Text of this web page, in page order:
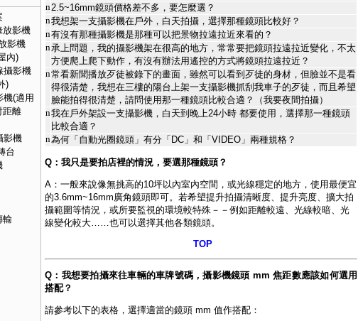
放影機
影機
內)
攝影機
)
機(適用
距離
影機
台
輸
n 2.5~16mm鏡頭價格差不多，要怎麼選？
n我想架一支攝影機在戶外，白天拍攝，選擇那種鏡頭比較好？
n有沒有那種攝影機是那種可以把景物拉遠拉近來看的？
n承上問題，我的攝影機架在很高的地方，常常要把鏡頭拉遠拉近變化，不太
方便爬上爬下動作，有沒有辦法用遙控的方式將鏡頭拉遠拉近？
n常看新聞播放歹徒被錄下的畫面，雖然可以看到歹徒的身材，但臉並不是看
得很清楚，我想在三樓的陽台上架一支攝影機抓刮我車子的歹徒，而且希望
臉能拍得很清楚，請問使用那一種鏡頭比較合適？（我要夜間拍攝）
n我在戶外架設一支攝影機，白天到晚上24小時 都要使用，選擇那一種鏡頭
比較合適？
n為何「自動光圈鏡頭」有分「DC」和「VIDEO」兩種規格？
Q：我只是要拍店裡的情況，要選那種鏡頭？
A：一般來說像無挑高的10坪以內室內空間，或光線穩定的地方，使用最便宜
的3.6mm~16mm廣角鏡頭即可。若希望提升拍攝清晰度、提升亮度、擴大拍
攝範圍等情況，或所要監視的環境較特殊－－例如距離較遠、光線較暗、光
線變化較大……也可以選擇其他各類鏡頭。
TOP
Q：我想要拍攝來往車輛的車牌號碼，攝影機鏡頭 mm 焦距數應該如何選用
搭配？
請參考以下的表格，選擇適當的鏡頭 mm 值作搭配 ：